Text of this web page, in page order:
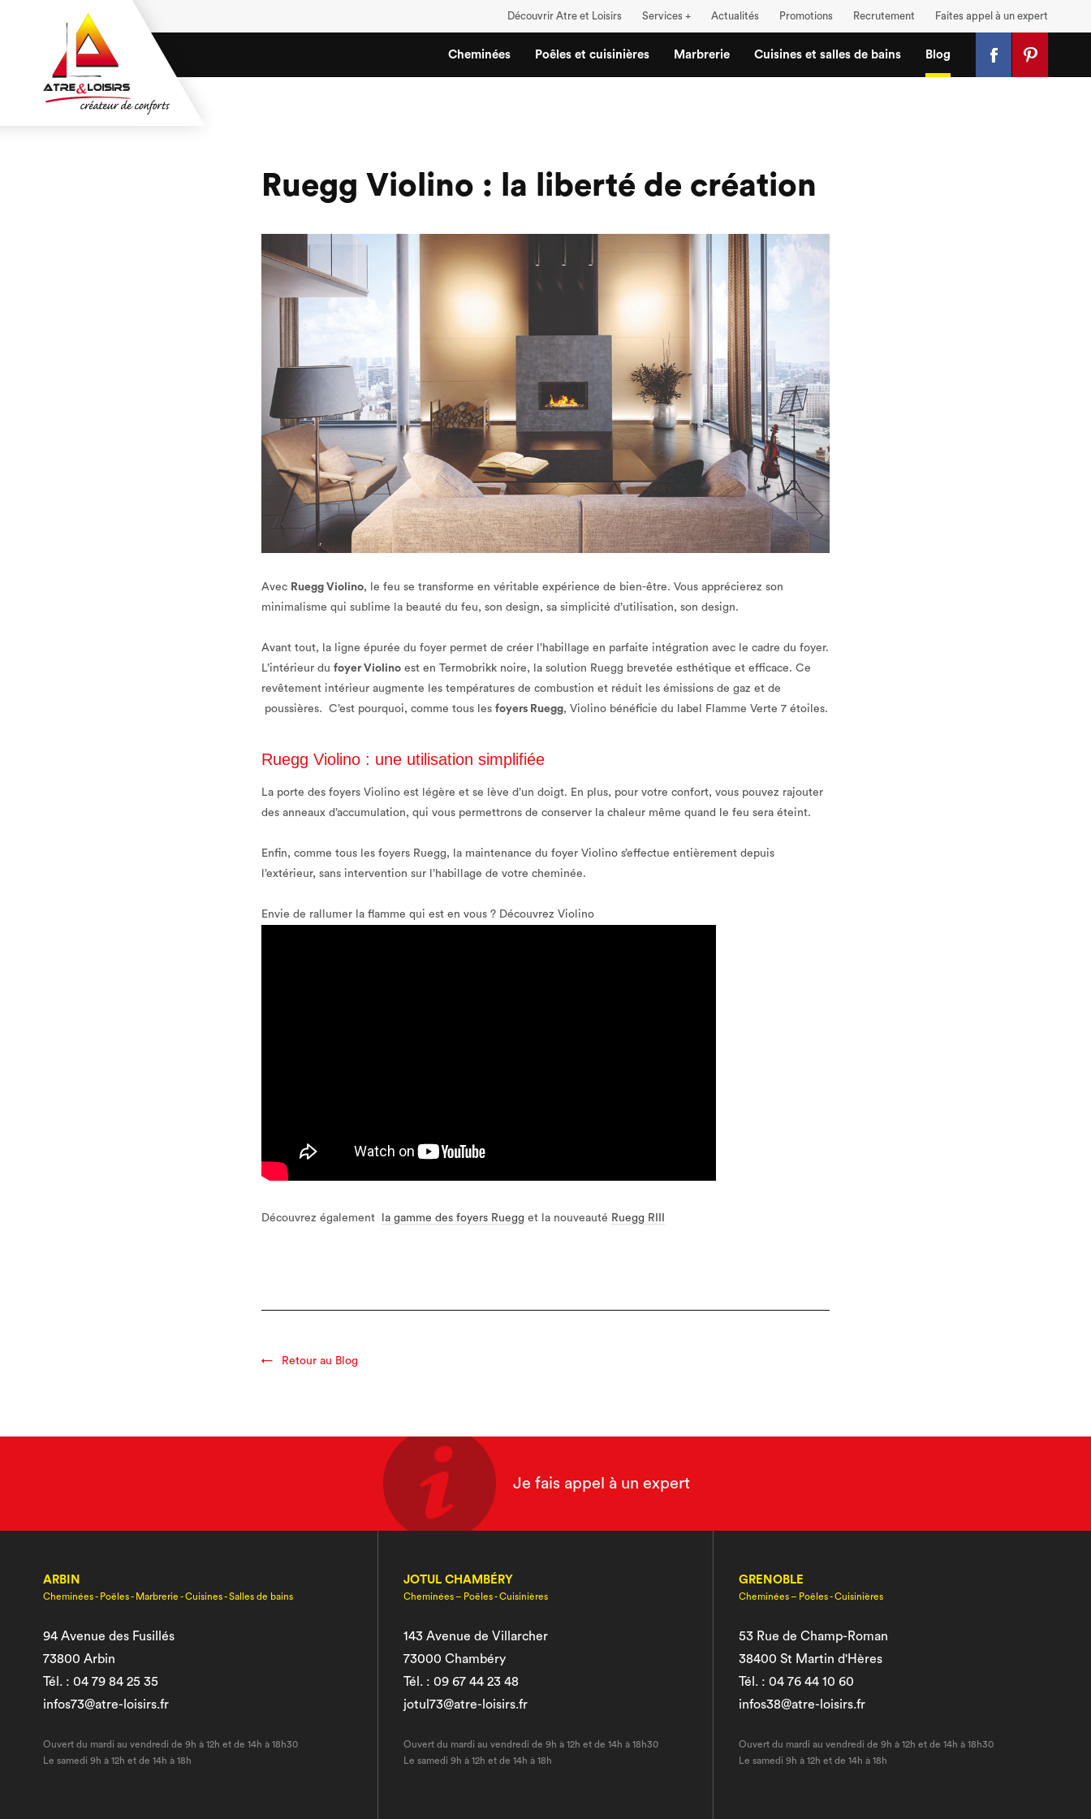
Découvrir Atre et Loisirs Services + Actualités Promotions Recrutement Faites appel à un expert
Cheminées Poêles et cuisinières Marbrerie Cuisines et salles de bains Blog
Ruegg Violino : la liberté de création
Avec Ruegg Violino, le feu se transforme en véritable expérience de bien-être. Vous apprécierez son
minimalisme qui sublime la beauté du feu, son design, sa simplicité d’utilisation, son design.
Avant tout, la ligne épurée du foyer permet de créer l’habillage en parfaite intégration avec le cadre du foyer.
L’intérieur du foyer Violinoest en Termobrikk noire, la solution Ruegg brevetée esthétique et efficace. Ce
revêtement intérieur augmente les températures de combustion et réduit les émissions de gaz et de
poussières. C’est pourquoi, comme tous les foyers Ruegg, Violino bénéficie du label Flamme Verte 7 étoiles.
Ruegg Violino : une utilisation simplifiée
La porte des foyers Violino est légère et se lève d’un doigt. En plus, pour votre confort, vous pouvez rajouter
des anneaux d’accumulation, qui vous permettrons de conserver la chaleur même quand le feu sera éteint.
Enfin, comme tous les foyers Ruegg, la maintenance du foyer Violino s’effectue entièrement depuis
l’extérieur, sans intervention sur l’habillage de votre cheminée.
Envie de rallumer la flamme qui est en vous ? Découvrez Violino
Découvrez également la gamme des foyers Ruegg et la nouveauté Ruegg RIII
Retour au Blog
Je fais appel à un expert
ARBIN
Cheminées - Poêles - Marbrerie - Cuisines - Salles de bains
94 Avenue des Fusillés
73800 Arbin
Tél. : 04 79 84 25 35
infos73@atre-loisirs.fr
Ouvert du mardi au vendredi de 9h à 12h et de 14h à 18h30
Le samedi 9h à 12h et de 14h à 18h
JOTUL CHAMBÉRY
Cheminées – Poêles - Cuisinières
143 Avenue de Villarcher
73000 Chambéry
Tél. : 09 67 44 23 48
jotul73@atre-loisirs.fr
Ouvert du mardi au vendredi de 9h à 12h et de 14h à 18h30
Le samedi 9h à 12h et de 14h à 18h
GRENOBLE
Cheminées – Poêles - Cuisinières
53 Rue de Champ-Roman
38400 St Martin d'Hères
Tél. : 04 76 44 10 60
infos38@atre-loisirs.fr
Ouvert du mardi au vendredi de 9h à 12h et de 14h à 18h30
Le samedi 9h à 12h et de 14h à 18h